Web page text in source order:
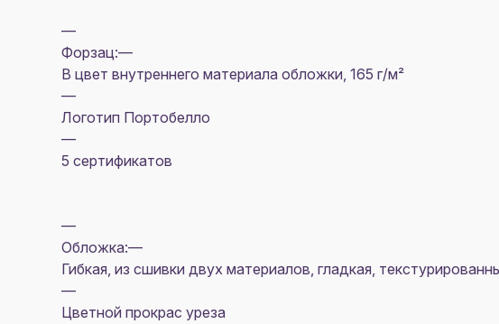
—
Форзац:—
В цвет внутреннего материала обложки, 165 г/м²
—
Логотип Портобелло
—
5 сертификатов
—
Обложка:—
Гибкая, из сшивки двух материалов, гладкая,
—
Цветной прокрас уреза